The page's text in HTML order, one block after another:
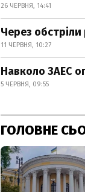
26 ЧЕРВНЯ, 14:41
Через обстріли
11 ЧЕРВНЯ, 10:27
Навколо ЗАЕС
5 ЧЕРВНЯ, 09:55
ГОЛОВНЕ